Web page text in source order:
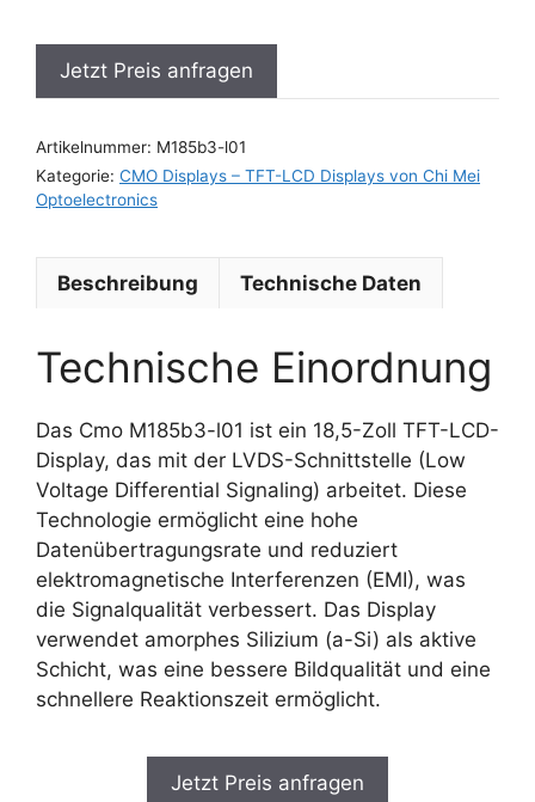
Jetzt Preis anfragen
Artikelnummer: M185b3-l01
Kategorie: CMO Displays – TFT-LCD Displays von Chi Mei
Optoelectronics
Beschreibung Technische Daten
Technische Einordnung
Das Cmo M185b3-l01 ist ein 18,5-Zoll TFT-LCD-
Display, das mit der LVDS-Schnittstelle (Low
Voltage Differential Signaling) arbeitet. Diese
Technologie ermöglicht eine hohe
Datenübertragungsrate und reduziert
elektromagnetische Interferenzen (EMI), was
die Signalqualität verbessert. Das Display
verwendet amorphes Silizium (a-Si) als aktive
Schicht, was eine bessere Bildqualität und eine
schnellere Reaktionszeit ermöglicht.
Jetzt Preis anfragen